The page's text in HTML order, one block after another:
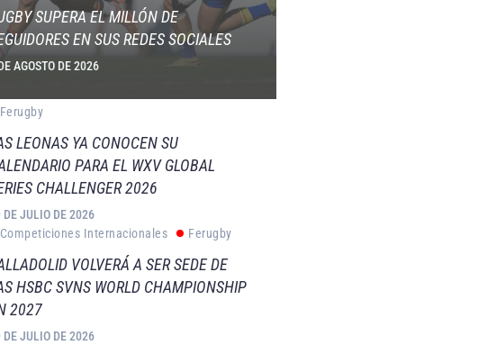
SUPERA EL MILLÓN DE
EN SUS REDES SOCIALES
AGOSTO DE 2026
Ferugby
LEONAS YA CONOCEN SU
PARA EL WXV GLOBAL
CHALLENGER 2026
DE JULIO DE 2026
Competiciones Internacionales
Ferugby
VOLVERÁ A SER SEDE DE
HSBC SVNS WORLD CHAMPIONSHIP
2027
DE JULIO DE 2026